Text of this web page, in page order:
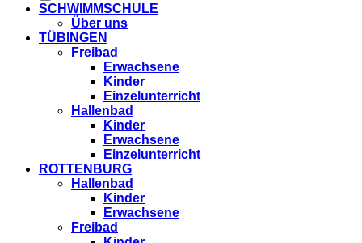
SCHWIMMSCHULE
Über uns
TÜBINGEN
Freibad
Erwachsene
Kinder
Einzelunterricht
Hallenbad
Kinder
Erwachsene
Einzelunterricht
ROTTENBURG
Hallenbad
Kinder
Erwachsene
Freibad